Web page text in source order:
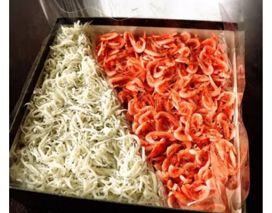
生しらす、生桜えびの沖漬け...
まるましらすやのお知らせ
2026.3.21
しらす、桜えび新漁始まりました！！...
まるましらすやのお知らせ
2026.1.15
合格を❝しらす❞！！知らせよう！...